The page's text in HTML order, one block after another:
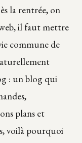
la rentrée, on
il faut mettre
commune de
: un blog qui
plans et
voilà pourquoi